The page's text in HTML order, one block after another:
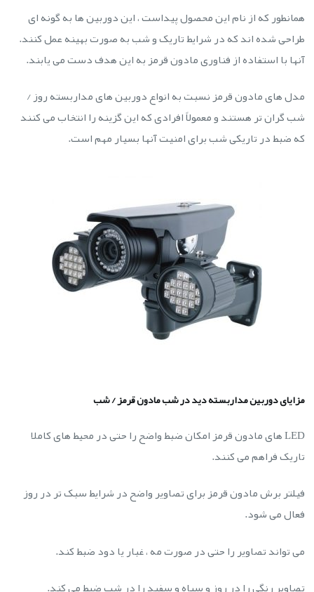
همانطور که از نام این محصول پیداست ، این دوربین ها به گونه ای
طراحی شده اند که در شرایط تاریک و شب به صورت بهینه عمل کنند.
آنها با استفاده از فناوری مادون قرمز به این هدف دست می یابند.
مدل های مادون قرمز نسبت به انواع دوربین های مداربسته روز /
شب گران تر هستند و معمولاً افرادی که این گزینه را انتخاب می کنند
که ضبط در تاریکی شب برای امنیت آنها بسیار مهم است.
مزایای دوربین مداربسته دید در شب مادون قرمز / شب
LED های مادون قرمز امکان ضبط واضح را حتی در محیط های کاملا
تاریک فراهم می کنند.
فیلتر برش مادون قرمز برای تصاویر واضح در شرایط سبک تر در روز
فعال می شود.
می تواند تصاویر را حتی در صورت مه ، غبار یا دود ضبط کند.